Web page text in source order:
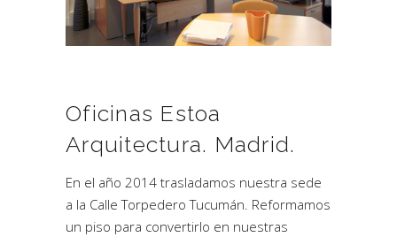
Oficinas Estoa
Arquitectura. Madrid.
En el año 2014 trasladamos nuestra sede
a la Calle Torpedero Tucumán. Reformamos
un piso para convertirlo en nuestras